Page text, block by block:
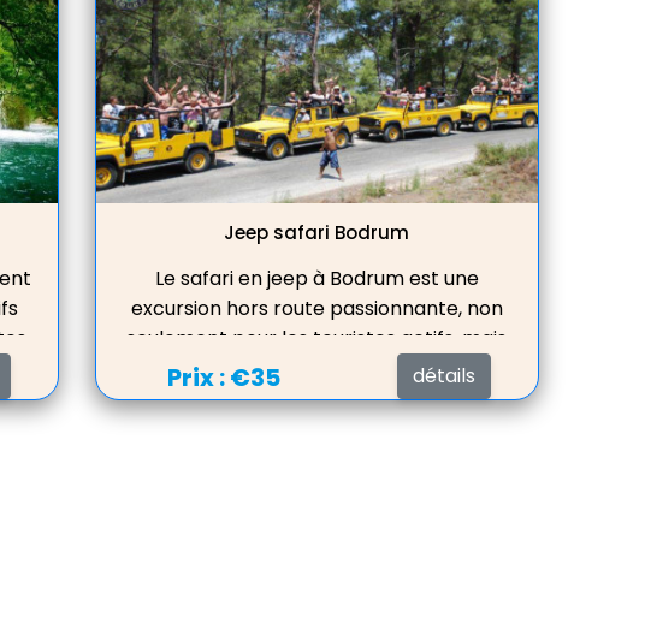
Jeep safari Bodrum
Le safari en jeep à Bodrum est une
excursion hors route passionnante, non
seulement pour les touristes actifs, mais
aussi pour les familles avec enfants. Les
guerres de l'eau, les programmes de
Prix :€35 détails